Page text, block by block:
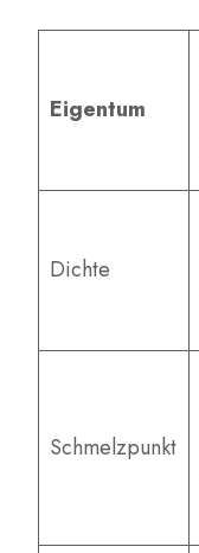
Eigentum
Dichte
Schmelzpunkt